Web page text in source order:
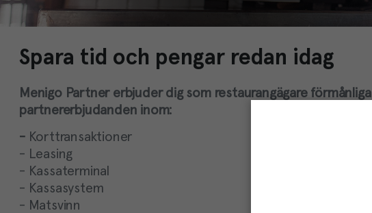
Spara tid och pengar redan idag
Menigo Partner erbjuder dig som restaurangägare förmånliga
partnererbjudanden inom:
- Korttransaktioner
- Leasing
- Kassaterminal
- Kassasystem
- Matsvinn